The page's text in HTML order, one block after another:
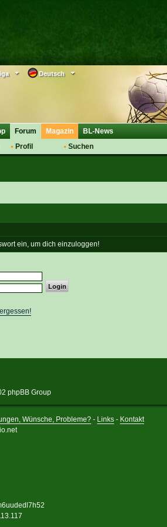
Deutsch
Forum
Profil
Suchen
Magazin BL-News
ein, um dich einzuloggen!
phpBB Group
Wünsche, Probleme? - Links - Kontakt